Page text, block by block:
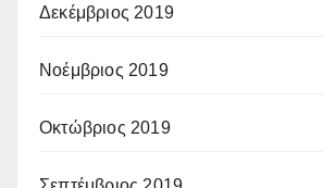
Δεκέμβριος 2019
Νοέμβριος 2019
Οκτώβριος 2019